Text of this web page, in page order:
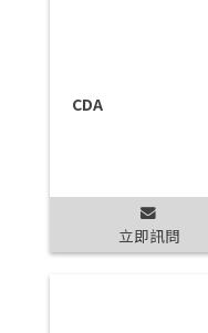
CDA
立即訊問